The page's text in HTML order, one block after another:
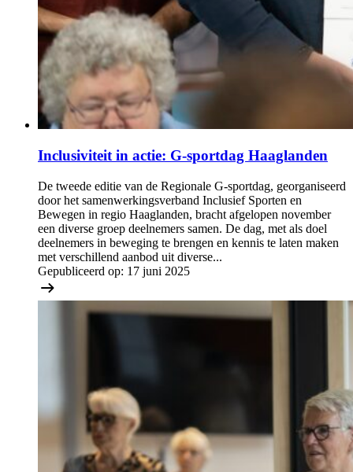
Inclusiviteit in actie: G-sportdag Haaglanden
De tweede editie van de Regionale G-sportdag, georganiseerd
door het samenwerkingsverband Inclusief Sporten en
Bewegen in regio Haaglanden, bracht afgelopen november
een diverse groep deelnemers samen. De dag, met als doel
deelnemers in beweging te brengen en kennis te laten maken
met verschillend aanbod uit diverse...
Gepubliceerd op: 17 juni 2025